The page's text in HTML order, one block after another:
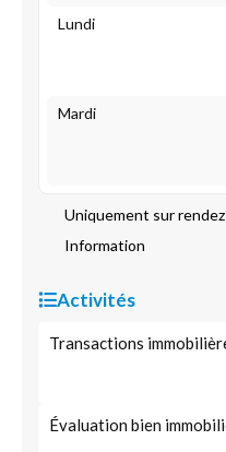
Lundi
Mardi
Uniquement sur
Information
Activités
Transactions
Évaluation bien